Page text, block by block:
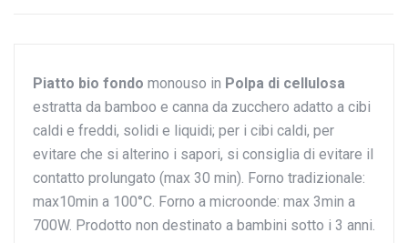
Piatto bio fondo monouso in Polpa di cellulosa
estratta da bamboo e canna da zucchero adatto a cibi
caldi e freddi, solidi e liquidi; per i cibi caldi, per
evitare che si alterino i sapori, si consiglia di evitare il
contatto prolungato (max 30 min). Forno tradizionale:
max10min a 100°C. Forno a microonde: max 3min a
700W. Prodotto non destinato a bambini sotto i 3 anni.